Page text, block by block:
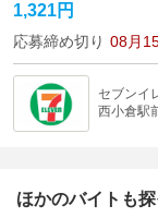
1,321円
応募締め切り 08月
セブンイ
西小倉駅
ほかのバイトも探